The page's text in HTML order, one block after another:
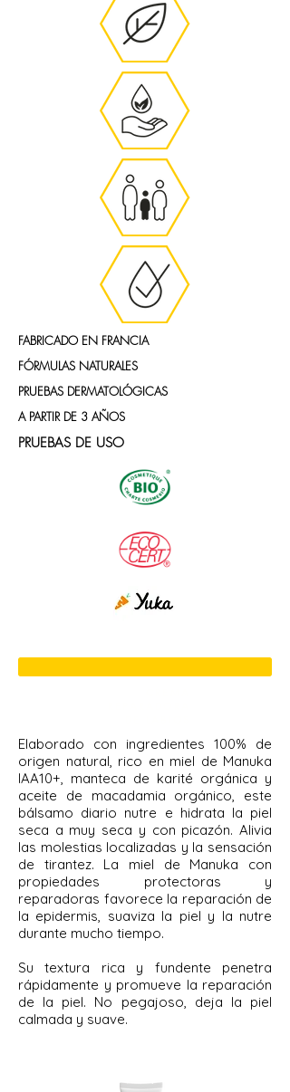
FABRICADO EN FRANCIA
FÓRMULAS NATURALES
PRUEBAS DERMATOLÓGICAS
A PARTIR DE 3 AÑOS
PRUEBAS DE USO
Elaborado con ingredientes 100% de
origen natural, rico en miel de Manuka
IAA10+, manteca de karité orgánica y
aceite de macadamia orgánico, este
bálsamo diario nutre e hidrata la piel
seca a muy seca y con picazón. Alivia
las molestias localizadas y la sensación
de tirantez. La miel de Manuka con
propiedades protectoras y
reparadoras favorece la reparación de
la epidermis, suaviza la piel y la nutre
durante mucho tiempo.
Su textura rica y fundente penetra
rápidamente y promueve la reparación
de la piel. No pegajoso, deja la piel
calmada y suave.